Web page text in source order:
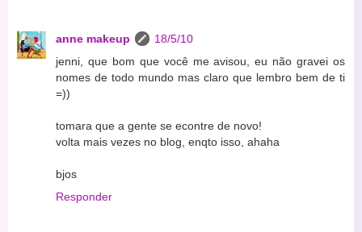
anne makeup
18/5/10
jenni, que bom que você me avisou, eu não gravei os
nomes de todo mundo mas claro que lembro bem de ti
=))
tomara que a gente se econtre de novo!
volta mais vezes no blog, enqto isso, ahaha
bjos
Responder